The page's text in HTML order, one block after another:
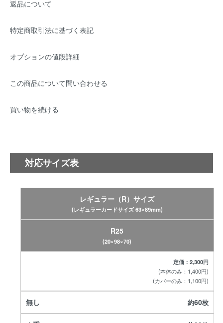
返品について
特定商取引法に基づく表記
オプションの値段詳細
この商品について問い合わせる
買い物を続ける
対応サイズ表
レギュラー（R）サイズ
(レギュラーカードサイズ 63×89mm)
R25
(20×98×70)
定価：2,300円
(本体のみ：1,400円)
(カバーのみ：1,100円)
60